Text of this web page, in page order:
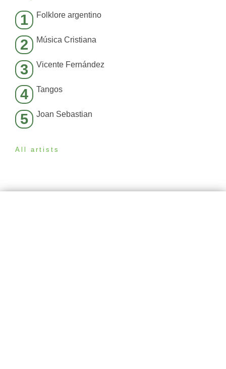
1 Folklore argentino
2 Música Cristiana
3 Vicente Fernández
4 Tangos
5 Joan Sebastian
All artists